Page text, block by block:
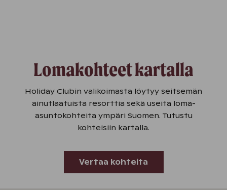
Lomakohteet kartalla
Holiday Clubin valikoimasta löytyy seitsemän
ainutlaatuista resorttia sekä useita loma-
asuntokohteita ympäri Suomen. Tutustu
kohteisiin kartalla.
Vertaa kohteita